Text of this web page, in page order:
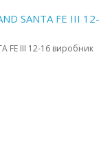
SANTA FE III 12-
FE III 12-16 виробник